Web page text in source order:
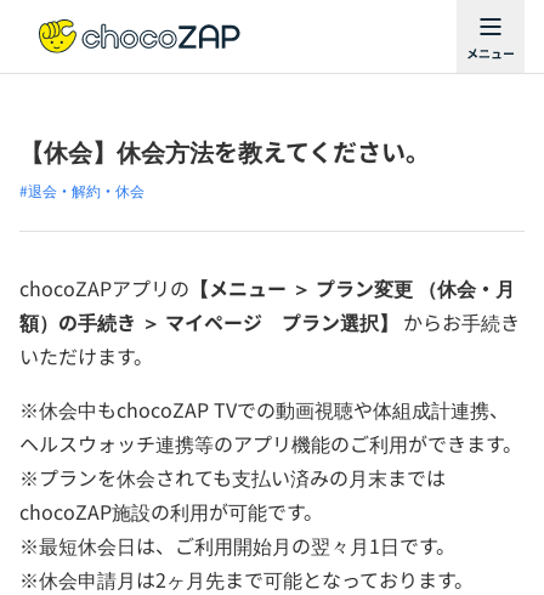
【休会】休会方法を教えてください。
#退会・解約・休会
chocoZAPアプリの 【メニュー ＞ プラン変更 （休会・月
額）の手続き ＞ マイページ プラン選択】 からお手続き
いただけます。
※休会中もchocoZAP TVでの動画視聴や体組成計連携、
ヘルスウォッチ連携等のアプリ機能のご利用ができます。
※プランを休会されても支払い済みの月末までは
chocoZAP施設の利用が可能です。
※最短休会日は、ご利用開始月の翌々月1日です。
※休会申請月は2ヶ月先まで可能となっております。